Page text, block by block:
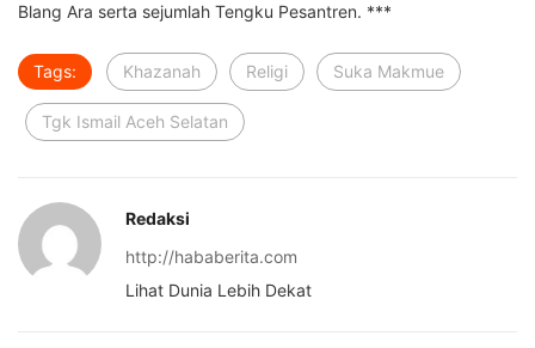
Blang Ara serta sejumlah Tengku Pesantren. ***
Tags: Khazanah Religi Suka Makmue
Tgk Ismail Aceh Selatan
Redaksi
http://hababerita.com
Lihat Dunia Lebih Dekat